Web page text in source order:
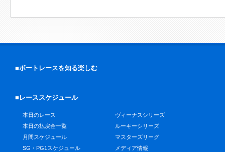
■ボートレースを知る楽しむ
■レーススケジュール
本日のレース
本日の払戻金一覧
月間スケジュール
SG・PG1スケジュール
ヴィーナスシリーズ
ルーキーシリーズ
マスターズリーグ
メディア情報